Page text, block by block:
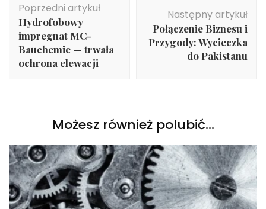
wpisu
Poprzedni artykuł
Hydrofobowy
impregnat MC-
Bauchemie — trwała
ochrona elewacji
Następny artykuł
Połączenie Biznesu i
Przygody: Wycieczka
do Pakistanu
Możesz również polubić…